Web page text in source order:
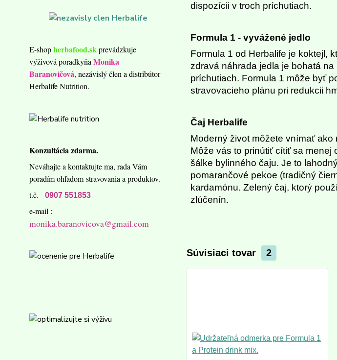
E-shopherbafood.skprevádzkuje
výživová poradkyňaMonika
Baranovičová, nezávislý člen a distribútor
Herbalife Nutrition.
Konzultácia zdarma.
Neváhajte a kontaktujte ma, rada Vám
poradím ohľadom stravovania a produktov.
t.č.
0907 551853
e-mail :
monika.baranovicova@gmail.com
dispozícii v troch príchutiach.
Formula 1 - vyvážené jedlo
Formula 1 od Herbalife je koktejl,
zdravá náhrada jedla je bohatá
príchutiach. Formula 1 môže byť
stravovacieho plánu pri redukcii
Čaj Herbalife
Moderný život môžete vnímať
Môže vás to prinútiť cítiť sa menej
šálke bylinného čaju. Je to
pomarančové pekoe (tradičný
kardamónu. Zelený čaj, ktorý
zlúčenín.
Súvisiaci tovar 2